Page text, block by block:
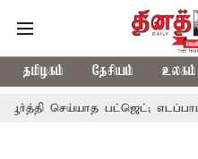
தமிழகம் தேசியம் உலகம்
பட்ஜெட்; எடப்பாடி பழனிசாமி